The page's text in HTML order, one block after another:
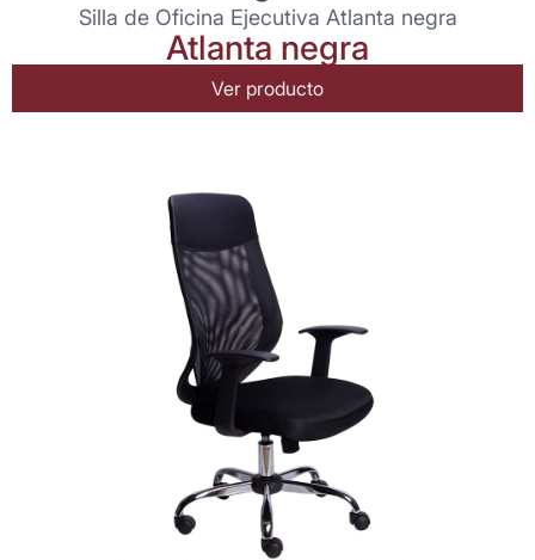
Silla de Oficina Ejecutiva Atlanta negra
Atlanta negra
Ver producto